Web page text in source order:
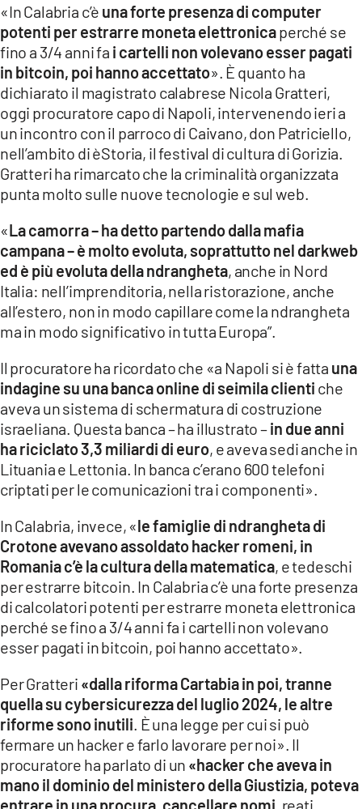
LACTV.IT
LACONAIR.IT
LACITYMAG.IT
ILREGGINO.IT
COSENZACHANNEL.IT
CATANZAROCHANNEL.IT
LACAPITALENEWS.IT
App
APPLE
«In Calabria c’è una forte presenza di computer
potenti per estrarre moneta elettronicaperché se
fino a 3/4 anni fa i cartelli non volevano esser pagati
in bitcoin, poi hanno accettato». È quanto ha
dichiarato il magistrato calabrese Nicola Gratteri,
oggi procuratore capo di Napoli, intervenendo ieri a
un incontro con il parroco di Caivano, don Patriciello,
nell’ambito di èStoria, il festival di cultura di Gorizia.
Gratteri ha rimarcato che la criminalità organizzata
punta molto sulle nuove tecnologie e sul web.
«La camorra – ha detto partendo dalla mafia
campana – è molto evoluta, soprattutto nel darkweb
ed è più evoluta della ndrangheta, anche in Nord
Italia: nell’imprenditoria, nella ristorazione, anche
all’estero, non in modo capillare come la ndrangheta
ma in modo significativo in tutta Europa”.
Il procuratore ha ricordato che «a Napoli si è fatta una
indagine su una banca online di seimila clienti che
aveva un sistema di schermatura di costruzione
israeliana. Questa banca – ha illustrato –in due anni
ha riciclato 3,3 miliardi di euro, e aveva sedi anche in
Lituania e Lettonia. In banca c’erano 600 telefoni
criptati per le comunicazioni tra i componenti».
In Calabria, invece, «le famiglie di ndrangheta di
Crotone avevano assoldato hacker romeni, in
Romania c’è la cultura della matematica, e tedeschi
per estrarre bitcoin. In Calabria c’è una forte presenza
di calcolatori potenti per estrarre moneta elettronica
perché se fino a 3/4 anni fa i cartelli non volevano
esser pagati in bitcoin, poi hanno accettato».
Per Gratteri «dalla riforma Cartabia in poi, tranne
quella su cybersicurezza del luglio 2024, le altre
riforme sono inutili . È una legge per cui si può
fermare un hacker e farlo lavorare per noi». Il
procuratore ha parlato di un «hacker che aveva in
mano il dominio del ministero della Giustizia, poteva
entrare in una procura, cancellare nomi , reati